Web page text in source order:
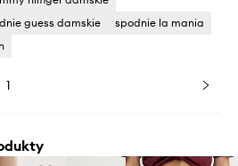
guess damskie
spodnie la mania
1